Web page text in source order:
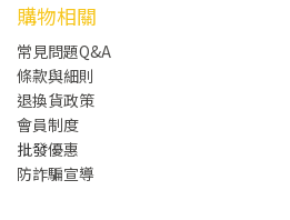
購物相關
常見問題Q&A
條款與細則
退換貨政策
會員制度
批發優惠
防詐騙宣導